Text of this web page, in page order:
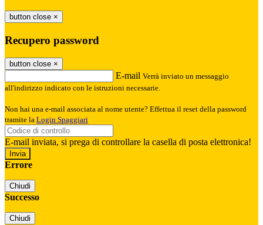
button close ×
Recupero password
button close ×
E-mail Verrà inviato un messaggio
all'indirizzo indicato con le istruzioni necessarie.
Non hai una e-mail associata al nome utente? Effettua il reset della password
tramite la Login Spaggiari
E-mail inviata, si prega di controllare la casella di posta elettronica!
Errore
Chiudi
Successo
Chiudi